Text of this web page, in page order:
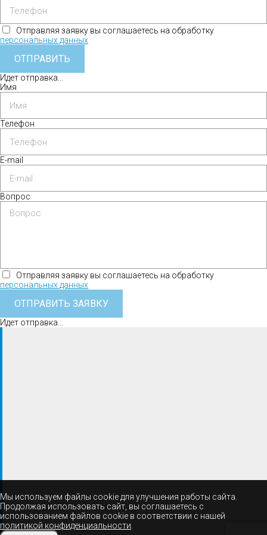
Отправляя заявку вы соглашаетесь на обработку
персональных данных
ОТПРАВИТЬ
Идет отправка...
Имя
Телефон
E-mail
Вопрос
Отправляя заявку вы соглашаетесь на обработку
персональных данных
ОТПРАВИТЬ ЗАЯВКУ
Идет отправка...
Мы используем файлы cookie для улучшения работы сайта.
Продолжая использовать сайт, вы соглашаетесь с
использованием файлов cookie в соответствии с нашей
политикой конфиденциальности